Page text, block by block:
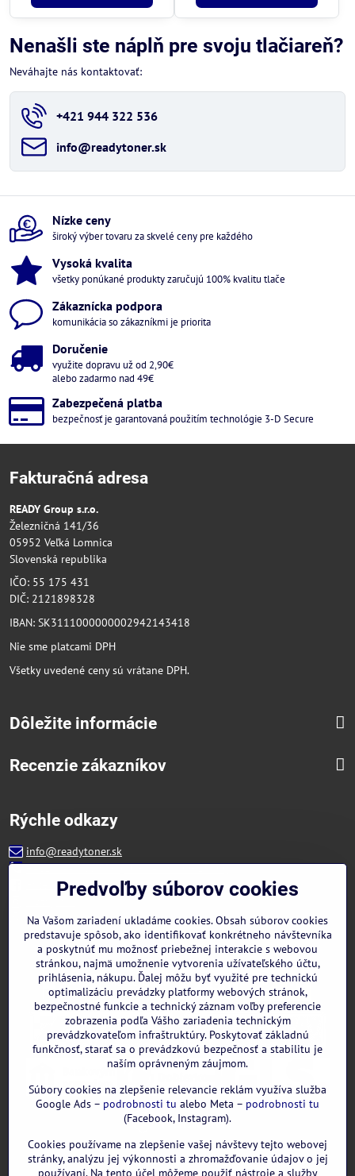
Nenašli ste náplň pre svoju tlačiareň?
Neváhajte nás kontaktovať:
+421 944 322 536
info​@readytoner​.sk
Nízke ceny
široký výber tovaru za skvelé ceny pre každého
Vysoká kvalita
všetky ponúkané produkty zaručujú 100% kvalitu tlače
Zákaznícka podpora
komunikácia so zákazníkmi je priorita
Doručenie
využite dopravu už od 2,90€
alebo zadarmo nad 49€
Zabezpečená platba
bezpečnosť je garantovaná použitím technológie 3-D Secure
Fakturačná adresa
READY Group s.r.o.
Železničná 141/36
05952 Veľká Lomnica
Slovenská republika
IČO: 55 175 431
DIČ: 2121898328
IBAN: SK3111000000002942143418
Nie sme platcami DPH
Všetky uvedené ceny sú vrátane DPH.
Dôležite informácie
Recenzie zákazníkov
Rýchle odkazy
info@readytoner.sk
+421 944 322 536 (PO-PIA: 09:00- 15:00)
Facebook
WhatsApp
GOOGLE recenzie:
Predvoľby súborov cookies
Na Vašom zariadení ukladáme cookies. Obsah súborov cookies
predstavuje spôsob, ako identifikovať konkrétneho návštevníka
a poskytnúť mu možnosť priebežnej interakcie s webovou
stránkou, najmä umožnenie vytvorenia užívateľského účtu,
prihlásenia, nákupu. Ďalej môžu byť využité pre technickú
optimalizáciu prevádzky platformy webových stránok,
bezpečnostné funkcie a technický záznam voľby preferencie
zobrazenia podľa Vášho zariadenia technickým
prevádzkovateľom infraštruktúry. Poskytovať základnú
funkčnosť, starať sa o prevádzkovú bezpečnosť a stabilitu je
naším oprávneným záujmom.
Súbory cookies na zlepšenie relevancie reklám využíva služba
Google Ads – podrobnosti tu alebo Meta – podrobnosti tu
(Facebook, Instagram).
Cookies používame na zlepšenie vašej návštevy tejto webovej
stránky, analýzu jej výkonnosti a zhromažďovanie údajov o jej
používaní. Na tento účel môžeme použiť nástroje a služby